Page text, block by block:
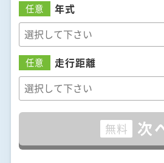
任意 年式
任意 走行距離
無料 次